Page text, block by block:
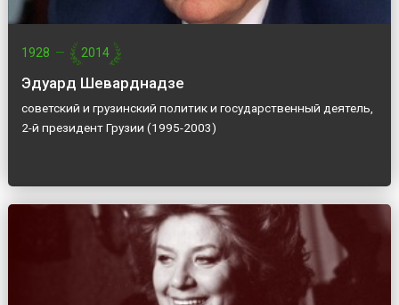
1928 — 2014
Эдуард Шеварднадзе
советский и грузинский политик и государственный деятель,
2-й президент Грузии (1995-2003)